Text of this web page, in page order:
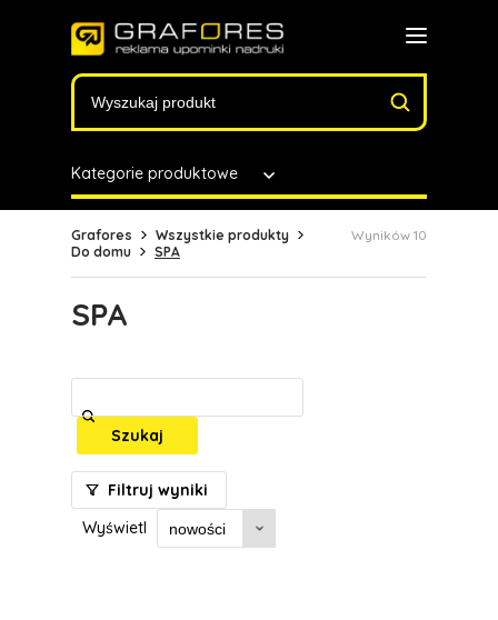
Kategorie produktowe
Grafores
Wszystkie produkty
Do domu
SPA
Wyników 10
SPA
Szukaj
Filtruj wyniki
Wyświetl